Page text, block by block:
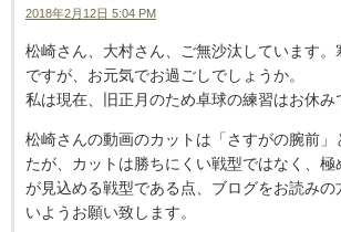
2018年2月12日 5:04 PM
松崎さん、大村さん、ご無沙汰しています。
ですが、お元気でお過ごしでしょうか。
私は現在、旧正月のため卓球の練習はお休み
松崎さんの動画のカットは「さすがの腕前」
たが、カットは勝ちにくい戦型ではなく、極
が見込める戦型である点、ブログをお読みの
いようお願い致します。